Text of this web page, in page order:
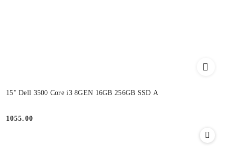
15" Dell 3500 Core i3 8GEN 16GB 256GB SSD A
Cena:
1055.00